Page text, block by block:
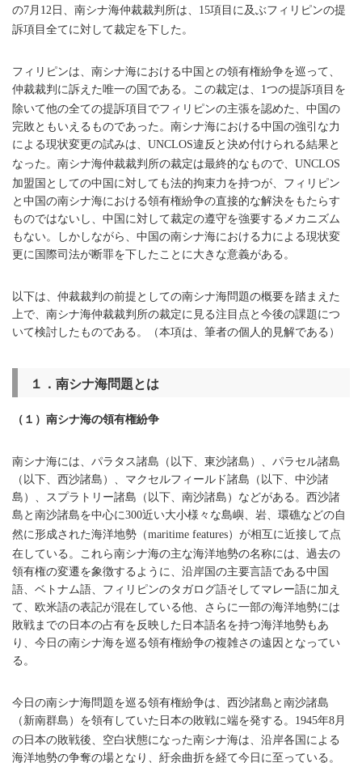
の7月 12日、南シナ海仲裁裁判所は、 15項目に及ぶフィリピンの提
訴項目全てに対して裁定を下した。
フィリピンは、南シナ海における中国との領有権紛争を巡って、
仲裁裁判に訴えた唯一の国である。この裁定は、
1つの提訴項目を
除いて他の全ての提訴項目でフィリピンの主張を認めた、中国の
完敗ともいえるものであった。南シナ海における中国の強引な力
による現状変更の試みは、
UNCLOS違反と決め付けられる結果と
なった。南シナ海仲裁裁判所の裁定は最終的なもので、
UNCLOS
加盟国としての中国に対しても法的拘束力を持つが、フィリピン
と中国の南シナ海における領有権紛争の直接的な解決をもたらす
ものではないし、中国に対して裁定の遵守を強要するメカニズム
もない。しかしながら、中国の南シナ海における力による現状変
更に国際司法が断罪を下したことに大きな意義がある。
以下は、仲裁裁判の前提としての南シナ海問題の概要を踏まえた
上で、南シナ海仲裁裁判所の裁定に見る注目点と今後の課題につ
いて検討したものである。（本項は、筆者の個人的見解である）
１．南シナ海問題とは
（１）南シナ海の領有権紛争
南シナ海には、パラタス諸島（以下、東沙諸島）、パラセル諸島
（以下、西沙諸島）、マクセルフィールド諸島（以下、中沙諸
島）、スプラトリー諸島（以下、南沙諸島）などがある。西沙諸
島と南沙諸島を中心に300近い大小様々な島嶼、岩、環礁などの自
然に形成された海洋地勢（maritime features）が相互に近接して点
在している。これら南シナ海の主な海洋地勢の名称には、過去の
領有権の変遷を象徴するように、沿岸国の主要言語である中国
語、ベトナム語、フィリピンのタガログ語そしてマレー語に加え
て、欧米語の表記が混在している他、さらに一部の海洋地勢には
敗戦までの日本の占有を反映した日本語名を持つ海洋地勢もあ
り、今日の南シナ海を巡る領有権紛争の複雑さの遠因となってい
る。
今日の南シナ海問題を巡る領有権紛争は、西沙諸島と南沙諸島
（新南群島）を領有していた日本の敗戦に端を発する。
1945年8月
の日本の敗戦後、空白状態になった南シナ海は、沿岸各国による
海洋地勢の争奪の場となり、紆余曲折を経て今日に至っている。